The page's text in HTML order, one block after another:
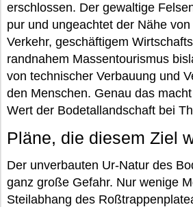
erschlossen. Der gewaltige
pur und ungeachtet der Nähe
Verkehr, geschäftigem
randnahem Massentourismus
von technischer Verbauung und
den Menschen. Genau das
Wert der Bodetallandschaft bei
Pläne, die diesem Ziel
Der unverbauten Ur-Natur des
ganz große Gefahr. Nur wenige
Steilabhang des